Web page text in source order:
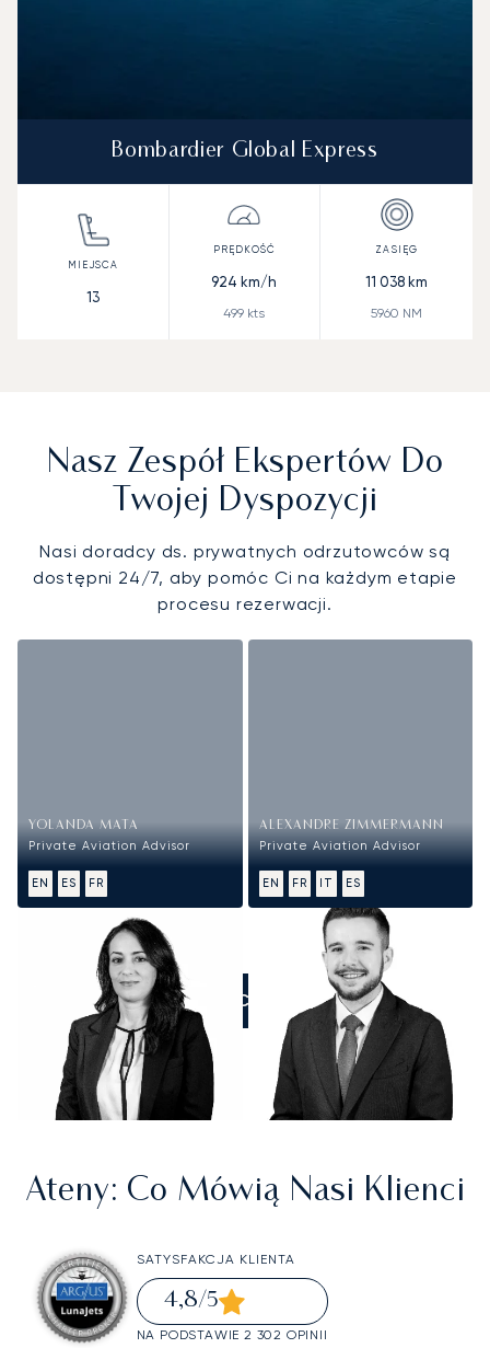
Bombardier Global Express
13
924 km/h
499 kts
11 038 km
5960 NM
Nasz Zespół Ekspertów Do
Twojej Dyspozycji
Nasi doradcy ds. prywatnych odrzutowców są
dostępni 24/7, aby pomóc Ci na każdym etapie
procesu rezerwacji.
YOLANDA MATA
Private Aviation Advisor
EN ES FR
ALEXANDRE ZIMMERMANN
Private Aviation Advisor
EN FR IT ES
ZADZWOŃCIE DO NAS
Ateny: Co Mówią Nasi Klienci
SATYSFAKCJA KLIENTA
4,8/5
NA PODSTAWIE 2 302 OPINII